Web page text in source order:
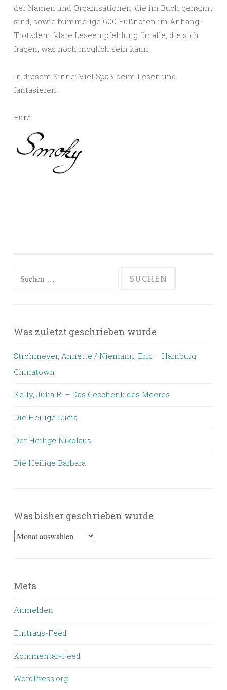
der Namen und Organisationen, die im Buch genannt
sind, sowie bummelige 600 Fußnoten im Anhang.
Trotzdem: klare Leseempfehlung für alle, die sich
fragen, was noch möglich sein kann.
In diesem Sinne: Viel Spaß beim Lesen und
fantasieren.
Eure
Suchen
Was zuletzt geschrieben wurde
Strohmeyer, Annette / Niemann, Eric – Hamburg
Chinatown
Kelly, Julia R. – Das Geschenk des Meeres
Die Heilige Lucia
Der Heilige Nikolaus
Die Heilige Barbara
Was bisher geschrieben wurde
Was
wurde
Meta
Anmelden
Eintrags-Feed
Kommentar-Feed
WordPress.org